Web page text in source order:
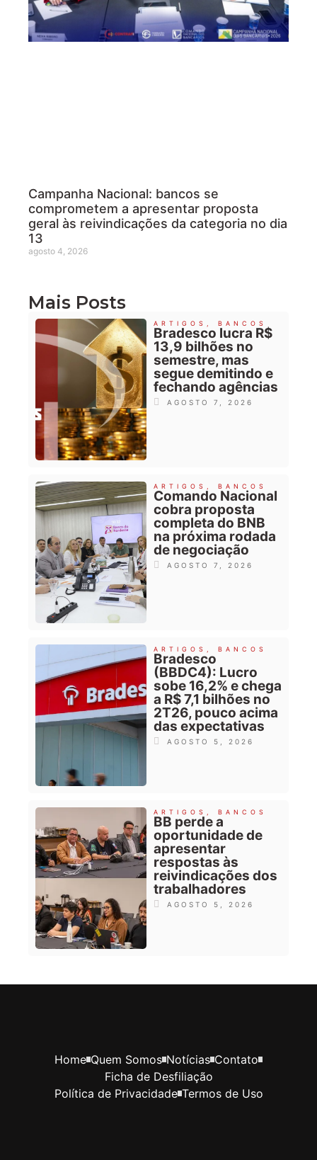
Campanha Nacional: bancos se
comprometem a apresentar proposta
geral às reivindicações da categoria no dia
13
agosto 4, 2026
Mais Posts
ARTIGOS BANCOS
Bradesco lucra R$
13,9 bilhões no
semestre, mas
segue demitindo e
fechando agências
AGOSTO 7, 2026
ARTIGOS BANCOS
Comando Nacional
cobra proposta
completa do BNB
na próxima rodada
de negociação
AGOSTO 7, 2026
ARTIGOS BANCOS
Bradesco
(BBDC4): Lucro
sobe 16,2% e chega
a R$ 7,1 bilhões no
2T26, pouco acima
das expectativas
AGOSTO 5, 2026
ARTIGOS BANCOS
BB perde a
oportunidade de
apresentar
respostas às
reivindicações dos
trabalhadores
AGOSTO 5, 2026
Home Quem Somos Notícias Contato
Ficha de Desfiliação
Política de Privacidade Termos de Uso